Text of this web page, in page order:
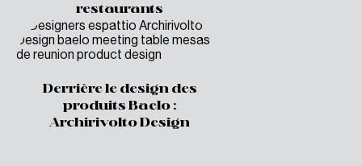
restaurants
Derrière le design des
produits Baelo :
Archirivolto Design